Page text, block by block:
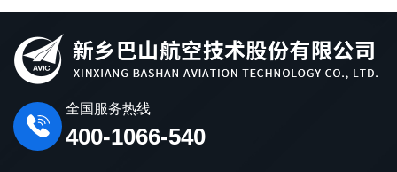
全国服务热线
400-1066-540